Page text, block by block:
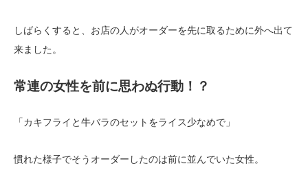
しばらくすると、お店の人がオーダーを先に取るために外へ出て
来ました。
常連の女性を前に思わぬ行動！？
「カキフライと牛バラのセットをライス少なめで」
慣れた様子でそうオーダーしたのは前に並んでいた女性。